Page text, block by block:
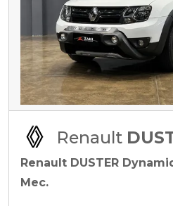
Renault
Renault DUSTER
Mec.